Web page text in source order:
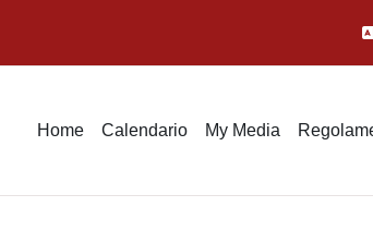
Home Calendario My Media